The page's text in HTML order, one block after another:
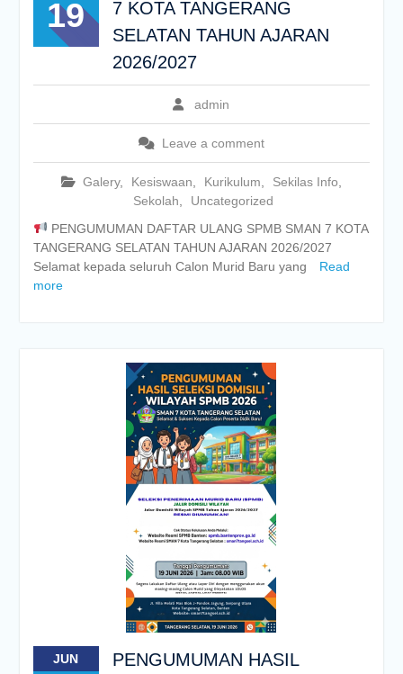
19
7 KOTA TANGERANG
SELATAN TAHUN AJARAN
2026/2027
admin
Leave a comment
Galery, Kesiswaan Kurikulum Sekilas Info
Sekolah
Uncategorized
PENGUMUMAN DAFTAR ULANG SPMB SMAN 7 KOTA
TANGERANG SELATAN TAHUN AJARAN 2026/2027
Selamat kepada seluruh Calon Murid Baru yang
Read
more
JUN
PENGUMUMAN HASIL